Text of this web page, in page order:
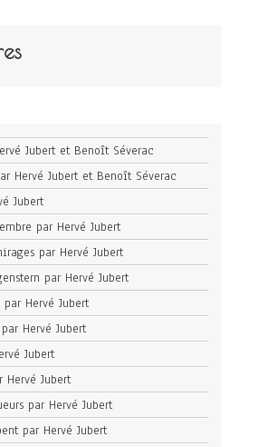
Jubert et Benoît Séverac
Hervé Jubert et Benoît Séverac
Jubert
par Hervé Jubert
par Hervé Jubert
par Hervé Jubert
Hervé Jubert
Hervé Jubert
Jubert
Hervé Jubert
par Hervé Jubert
par Hervé Jubert